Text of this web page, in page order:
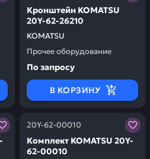
KOMATSU
Кронштейн KOMATSU
20Y-62-26210
Прочее оборудование
По запросу
В КОРЗИНУ
вы получаете гарантию
20Y-62-00010
Комплект KOMATSU 20Y-
62-00010
Заказывая запчасти у